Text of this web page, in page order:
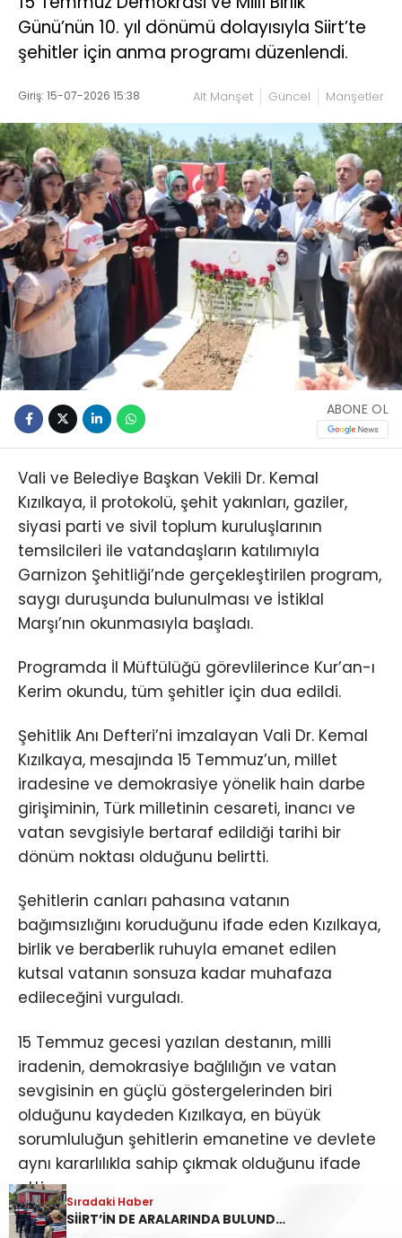
Günü’nün 10. yıl dönümü dolayısıyla Siirt’te
şehitler için anma programı düzenlendi.
Giriş: 15-07-2026 15:38 Alt Manşet Güncel Manşetler
ABONE OL
Vali ve Belediye Başkan Vekili Dr. Kemal
Kızılkaya, il protokolü, şehit yakınları, gaziler,
siyasi parti ve sivil toplum kuruluşlarının
temsilcileri ile vatandaşların katılımıyla
Garnizon Şehitliği’nde gerçekleştirilen program,
saygı duruşunda bulunulması ve İstiklal
Marşı’nın okunmasıyla başladı.
Programda İl Müftülüğü görevlilerince Kur’an-ı
Kerim okundu, tüm şehitler için dua edildi.
Şehitlik Anı Defteri’ni imzalayan Vali Dr. Kemal
Kızılkaya, mesajında 15 Temmuz’un, millet
iradesine ve demokrasiye yönelik hain darbe
girişiminin, Türk milletinin cesareti, inancı ve
vatan sevgisiyle bertaraf edildiği tarihi bir
dönüm noktası olduğunu belirtti.
Şehitlerin canları pahasına vatanın
bağımsızlığını koruduğunu ifade eden Kızılkaya,
birlik ve beraberlik ruhuyla emanet edilen
kutsal vatanın sonsuza kadar muhafaza
edileceğini vurguladı.
15 Temmuz gecesi yazılan destanın, milli
iradenin, demokrasiye bağlılığın ve vatan
sevgisinin en güçlü göstergelerinden biri
olduğunu kaydeden Kızılkaya, en büyük
sorumluluğun şehitlerin emanetine ve devlete
aynı kararlılıkla sahip çıkmak olduğunu ifade
etti.
Kızılkaya, mesajının sonunda tüm şehitleri
Sıradaki Haber
SİİRT’İN DE ARALARINDA BULUNDUĞU 45 İLDE YASA DIŞI BAHİS OPERASYONU: 190 GÖZALTI